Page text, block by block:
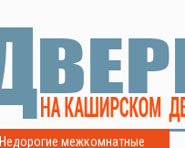
Недорогие межкомнатные